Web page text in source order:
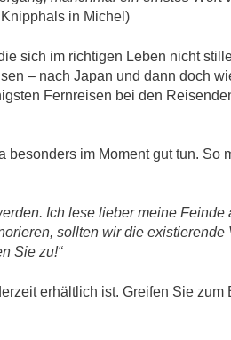
in Michel)
sich im richtigen Leben nicht
– nach Japan und dann doch
Fernreisen bei den
im Moment gut tun. So
Ich lese lieber meine Feinde
sollten wir die existierende
Sie zu!“
erhältlich ist. Greifen Sie zum